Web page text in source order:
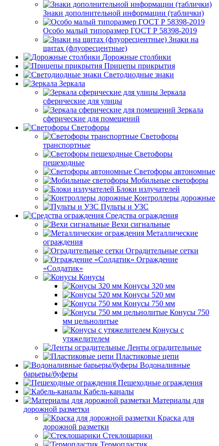
Знаки дополнительной информации (таблички)
Особо малый типоразмер ГОСТ Р 58398-2019
Знаки на
щитах (флуоресцентные)
Дорожные столбики
Прицепы прикрытия
Светодиодные знаки
Зеркала
Зеркала
сферические для улицы
Зеркала
сферические для помещений
Светофоры
Светофоры
транспортные
Светофоры
пешеходные
Светофоры автономные
Мобильные светофоры
Блоки излучателей
Контроллеры дорожные
Пульты и УЗС
Средства ограждения
Вехи сигнальные
Металлические
ограждения
Оградительные сетки
Ограждение
«Солдатик»
Конусы
Конусы 320 мм
Конусы 520 мм
Конусы 750 мм
Конусы 750
мм цельнолитые
Конусы с
утяжелителем
Ленты оградительные
Пластиковые цепи
Водоналивные
барьеры/буферы
Пешеходные ограждения
Кабель-каналы
Материалы для
дорожной разметки
Краска для
дорожной разметки
Стеклошарики
Термопластик